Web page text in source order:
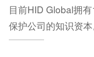
目前HID Global拥
保护公司的知识资本